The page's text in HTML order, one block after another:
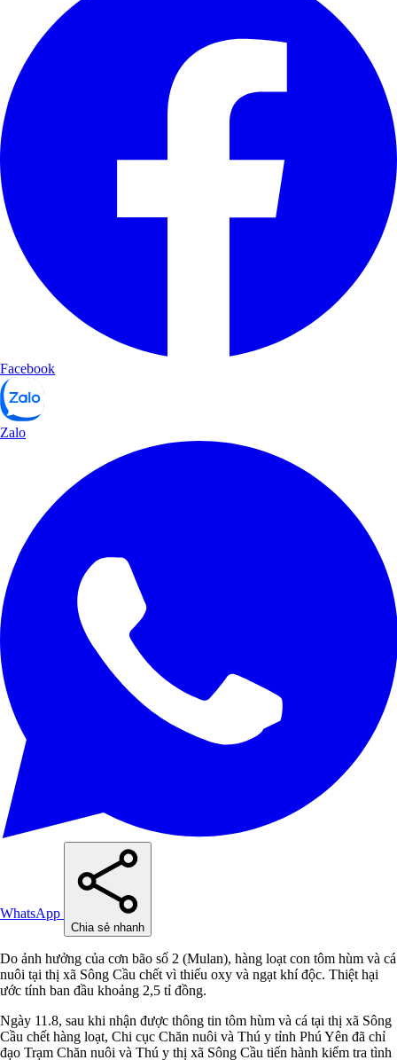
Facebook
Zalo
WhatsApp
Chia sẻ nhanh
Do ảnh hưởng của cơn bão số 2 (Mulan), hàng loạt con tôm hùm và cá
nuôi tại thị xã Sông Cầu chết vì thiếu oxy và ngạt khí độc. Thiệt hại
ước tính ban đầu khoảng 2,5 tỉ đồng.
Ngày 11.8, sau khi nhận được thông tin tôm hùm và cá tại thị xã Sông
Cầu chết hàng loạt, Chi cục Chăn nuôi và Thú y tỉnh Phú Yên đã chỉ
đạo Trạm Chăn nuôi và Thú y thị xã Sông Cầu tiến hành kiểm tra tình